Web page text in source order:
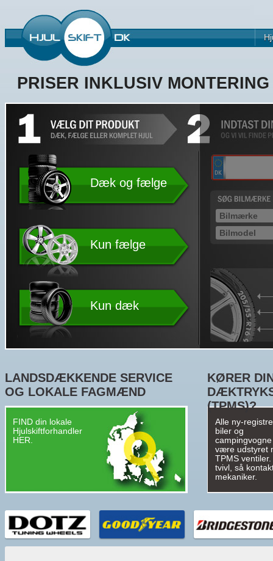
PRISER INKLUSIV
Dæk og fælge
Kun fælge
Kun dæk
LANDSDÆKKENDE SERVICE
OG LOKALE FAGMÆND
FIND din lokale
Hjulskiftforhandler
HER.
KØRER
(TPMS)?
Alle ny-
biler og
campingvogne
være udstyret
TPMS
tvivl, så
mekaniker.